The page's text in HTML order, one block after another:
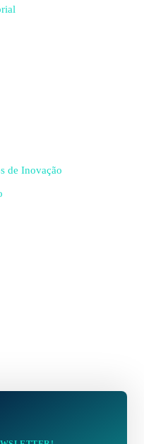
de Inovação